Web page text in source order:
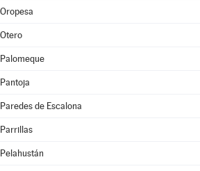
Oropesa
Otero
Palomeque
Pantoja
Paredes de Escalona
Parrillas
Pelahustán